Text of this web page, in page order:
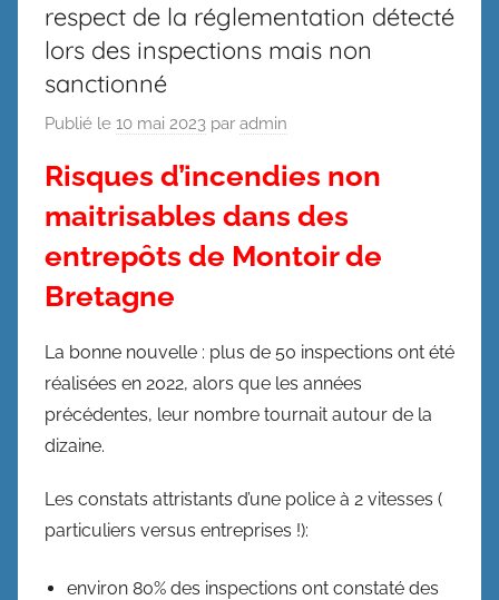
respect de la réglementation détecté
lors des inspections mais non
sanctionné
Publié le 10 mai 2023 par admin
Risques d’incendies non
maitrisables dans des
entrepôts de Montoir de
Bretagne
La bonne nouvelle : plus de 50 inspections ont été
réalisées en 2022, alors que les années
précédentes, leur nombre tournait autour de la
dizaine.
Les constats attristants d’une police à 2 vitesses (
particuliers versus entreprises !):
environ 80% des inspections ont constaté des